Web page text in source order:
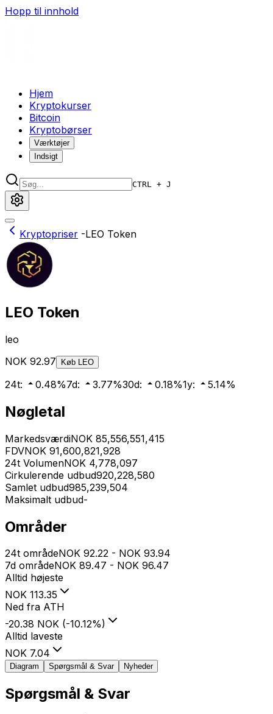
Hopp til innhold
Hjem
Kryptokurser
Bitcoin
Kryptobørser
Værktøjer
Indsigt
CTRL + J
Kryptopriser -LEO Token
LEO Token
leo
NOK 92.97 Køb LEO
24t: 0.48%7d: 3.77%30d: 0.18%1y: 5.14%
Nøgletal
MarkedsværdiNOK 85,556,551,415
FDVNOK 91,600,821,928
24t VolumenNOK 4,778,097
Cirkulerende udbud920,228,580
Samlet udbud985,239,504
Maksimalt udbud-
Områder
24t områdeNOK 92.22 - NOK 93.94
7d områdeNOK 89.47 - NOK 96.47
Alltid højeste
NOK 113.35
Ned fra ATH
-20.38 NOK (-10.12%)
Alltid laveste
NOK 7.04
Diagram Spørgsmål & Svar Nyheder
Spørgsmål & Svar